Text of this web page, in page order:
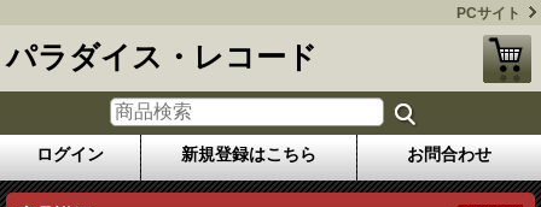
PCサイト
パラダイス・レコード
ログイン 新規登録はこちら お問合わせ